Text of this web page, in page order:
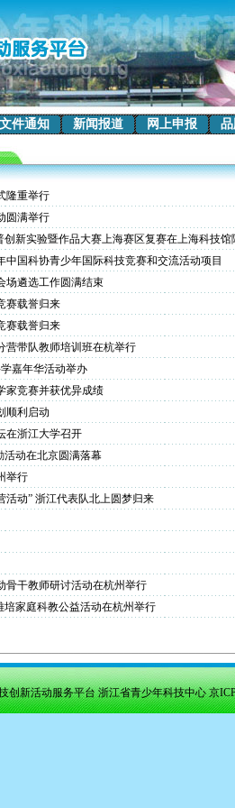
文件通知 新闻报道 网上申报
隆重举行
圆满举行
创新实验暨作品大赛上海赛区复赛在上海科技馆
中国科协青少年国际科技竞赛和交流活动项目
场遴选工作圆满结束
赛载誉归来
赛载誉归来
营带队教师培训班在杭举行
嘉年华活动举办
家竞赛并获优异成绩
顺利启动
在浙江大学召开
活动在北京圆满落幕
举行
活动” 浙江代表队北上圆梦归来
骨干教师研讨活动在杭州举行
家庭科教公益活动在杭州举行
创新活动服务平台 浙江省青少年科技中心京